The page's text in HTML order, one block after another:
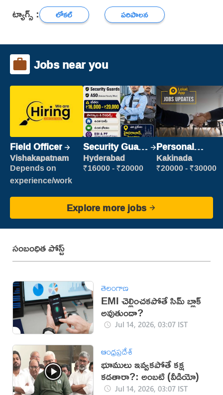
ట్యాగ్స్ : లోకల్ పరిపాలన
Jobs near you
Field Officer
Vishakapatnam
Depends on
experience/work
Security Guard
(Security)
Hyderabad
₹16000 - ₹20000
Personal
Assistant
Kakinada
₹20000 - ₹30000
Explore more jobs
సంబంధిత పోస్ట్
తెలంగాణ
EMI చెల్లించకపోతే సిమ్ బ్లాక్
అవుతుందా?
Jul 14, 2026, 03:07 IST
ఆంధ్రప్రదేశ్
భూములు ఇవ్వకపోతే కక్ష
కడతారా?: అంబటి (వీడియో)
Jul 14, 2026, 03:07 IST